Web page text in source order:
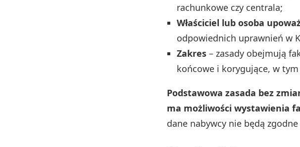
rachunkowe czy centrala;
Właściciel lub osoba
odpowiednich uprawnień w
Zakres – zasady obejmują
końcowe i korygujące, w
Podstawowa zasada bez
ma możliwości wystawienia
dane nabywcy nie będą